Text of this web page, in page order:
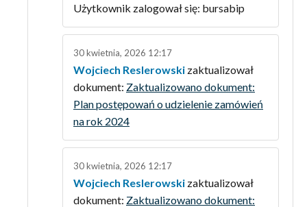
Użytkownik zalogował się: bursabip
30 kwietnia, 2026 12:17
Wojciech Reslerowski zaktualizował
dokument: Zaktualizowano dokument:
Plan postępowań o udzielenie zamówień
na rok 2024
30 kwietnia, 2026 12:17
Wojciech Reslerowski zaktualizował
dokument: Zaktualizowano dokument: